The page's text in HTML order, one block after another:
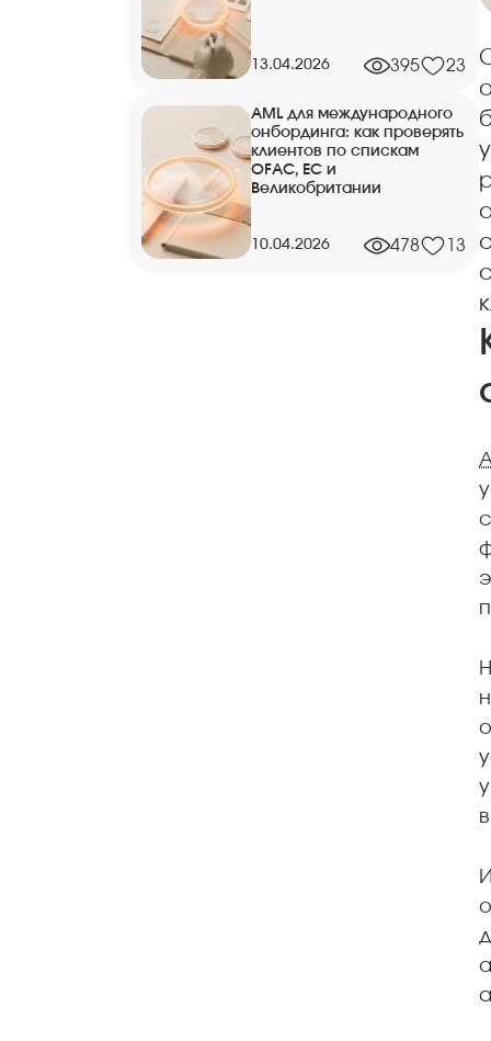
3.2. Когда переводить
совпадение в case
management
кейсов
4. Как измерять влияние AML на
скорость онбординга
4.1. Время первого ответа и
время финального решения
13.04.2026 395 23
AML для международного
онбординга: как проверять
клиентов по спискам
OFAC, ЕС и
Великобритании
10.04.2026 478 13